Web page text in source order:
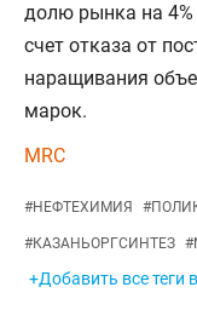
долю рынка на 4%
счет отказа от
наращивания
марок.
MRC
#НЕФТЕХИМИЯ #
#КАЗАНЬОРГСИНТЕЗ #
+Добавить все теги